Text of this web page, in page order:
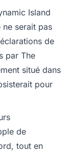
Island
serait pas
de
par The
situé dans
pour
de
tout en